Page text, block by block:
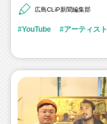
広島CLiP新聞編集部
YouTube アーティスト